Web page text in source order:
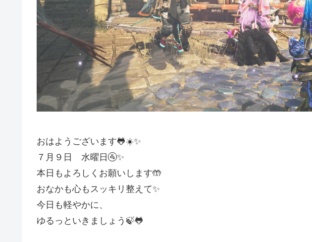
おはようございます🐸☀️✨
７月９日 水曜日🚰✨
本日もよろしくお願いします🤲
おなかも心もスッキリ整えて✨
今日も軽やかに、
ゆるっといきましょう🍃🐸